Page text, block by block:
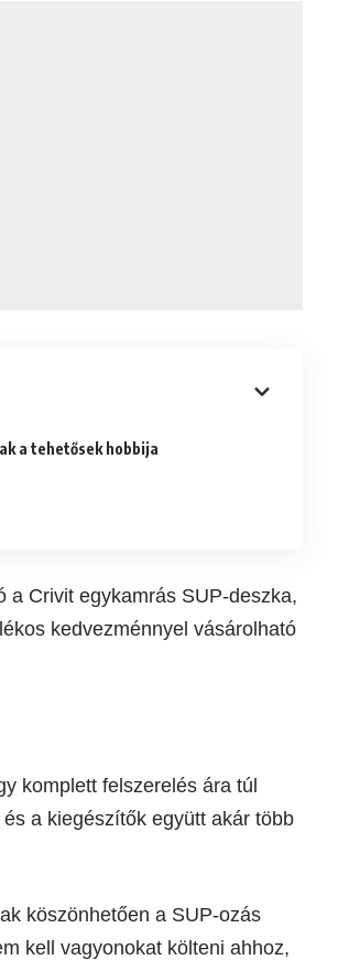
a tehetősek hobbija
a Crivit egykamrás SUP-deszka,
kedvezménnyel vásárolható
komplett felszerelés ára túl
a kiegészítők együtt akár több
köszönhetően a SUP-ozás
kell vagyonokat költeni ahhoz,